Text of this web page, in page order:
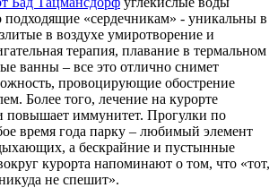
подходящие «сердечникам» - уникальны в
в воздухе умиротворение и
терапия, плавание в термальном
ванны – все это отлично снимет
провоцирующие обострение
Более того, лечение на курорте
повышает иммунитет. Прогулки по
время года парку – любимый элемент
а бескрайние и пустынные
курорта напоминают о том, что «тот,
не спешит».